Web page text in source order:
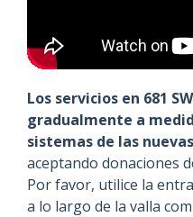
Los servicios en 681
gradualmente a
sistemas de las
aceptando donaciones
Por favor, utilice la
a lo largo de la valla